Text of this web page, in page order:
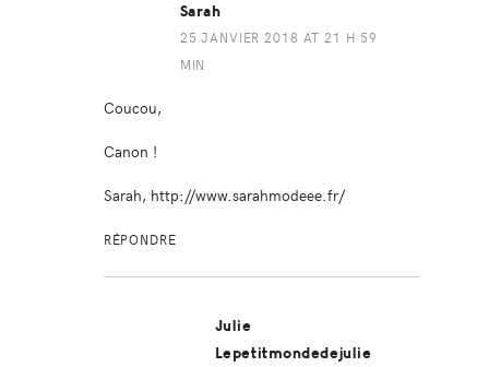
Sarah
25 JANVIER 2018 AT 21 H 59
MIN
Coucou,
Canon !
Sarah, http://www.sarahmodeee.fr/
RÉPONDRE
Julie
Lepetitmondedejulie